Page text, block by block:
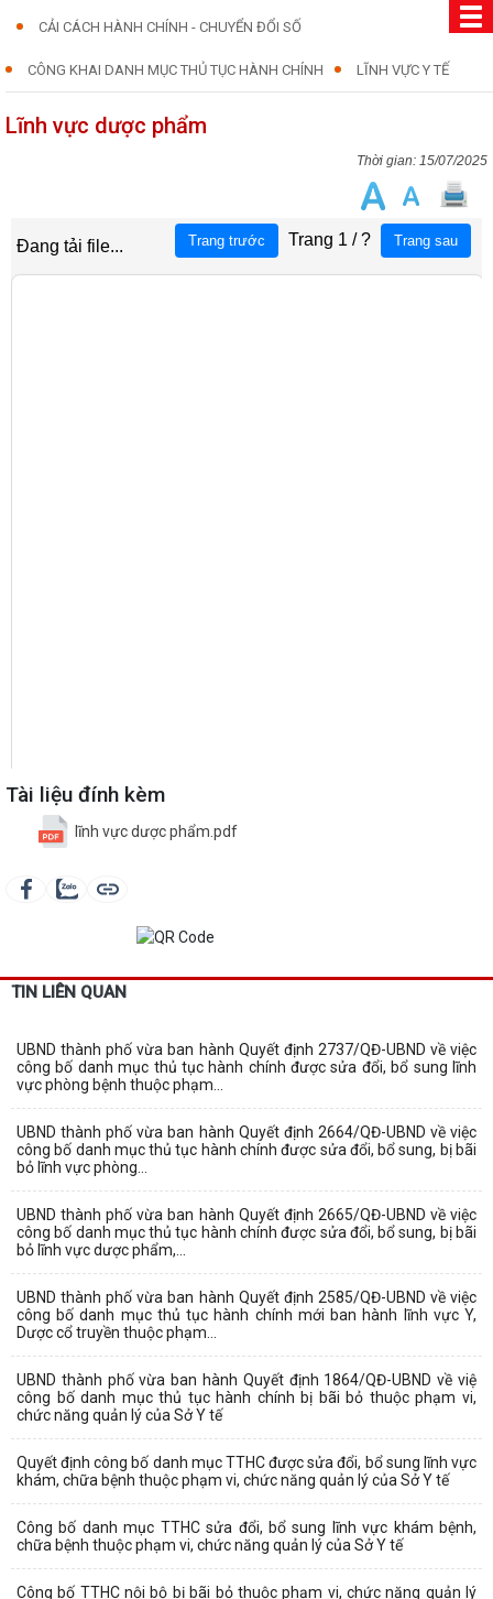
CẢI CÁCH HÀNH CHÍNH - CHUYỂN ĐỔI SỐ
CÔNG KHAI DANH MỤC THỦ TỤC HÀNH CHÍNH LĨNH VỰC Y TẾ
Lĩnh vực dược phẩm
15/07/2025
Tài liệu đính kèm
lĩnh vực dược phẩm.pdf
TIN LIÊN QUAN
UBND thành phố vừa ban hành Quyết định 2737/QĐ-UBND về việc
công bố danh mục thủ tục hành chính được sửa đổi, bổ sung lĩnh
vực phòng bệnh thuộc phạm...
UBND thành phố vừa ban hành Quyết định 2664/QĐ-UBND về việc
công bố danh mục thủ tục hành chính được sửa đổi, bổ sung, bị bãi
bỏ lĩnh vực phòng...
UBND thành phố vừa ban hành Quyết định 2665/QĐ-UBND về việc
công bố danh mục thủ tục hành chính được sửa đổi, bổ sung, bị bãi
bỏ lĩnh vực dược phẩm,...
UBND thành phố vừa ban hành Quyết định 2585/QĐ-UBND về việc
công bố danh mục thủ tục hành chính mới ban hành lĩnh vực Y,
Dược cổ truyền thuộc phạm...
UBND thành phố vừa ban hành Quyết định 1864/QĐ-UBND về việ
công bố danh mục thủ tục hành chính bị bãi bỏ thuộc phạm vi,
chức năng quản lý của Sở Y tế
Quyết định công bố danh mục TTHC được sửa đổi, bổ sung lĩnh vực
khám, chữa bệnh thuộc phạm vi, chức năng quản lý của Sở Y tế
Công bố danh mục TTHC sửa đổi, bổ sung lĩnh vực khám bệnh,
chữa bệnh thuộc phạm vi, chức năng quản lý của Sở Y tế
Công bố TTHC nội bộ bị bãi bỏ thuộc phạm vi, chức năng quản lý